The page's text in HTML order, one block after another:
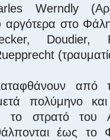
Werndly
στο
Doudier,
από
πολύμηνο και
το στρατό του
έως